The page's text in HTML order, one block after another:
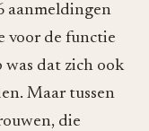
aanmeldingen
voor de functie
dat zich ook
Maar tussen
die